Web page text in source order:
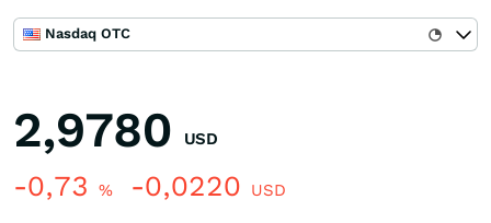
Nasdaq OTC
2,9780 USD
-0,73 % -0,0220 USD